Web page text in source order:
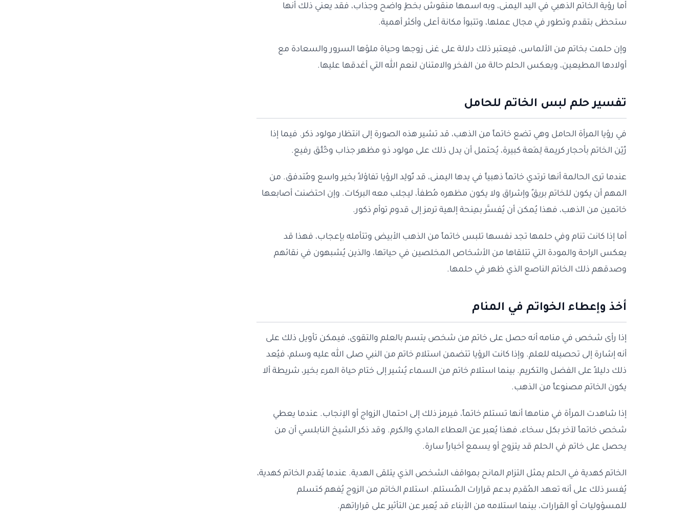
أما رؤية الخاتم الذهبي في اليد اليمنى، وبه اسمها منقوش بخطٍ واضح وجذاب، فقد يعني ذلك أنها
ستحظى بتقدم وتطور في مجال عملها، وتتبوأ مكانة أعلى وأكثر أهمية.
وإن حلمت بخاتم من الألماس، فيعتبر ذلك دلالة على غنى زوجها وحياة ملؤها السرور والسعادة مع
أولادها المطيعين، ويعكس الحلم حالة من الفخر والامتنان لنعم الله التي أغدقها عليها.
تفسير حلم لبس الخاتم للحامل
في رؤيا المرأة الحامل وهي تضع خاتماً من الذهب، قد تشير هذه الصورة إلى انتظار مولود ذكر. فيما إذا
زُيّن الخاتم بأحجار كريمة لِمَعة كبيرة، يُحتمل أن يدل ذلك على مولود ذو مظهر جذاب وخُلُق رفيع.
عندما ترى الحالمة أنها ترتدي خاتماً ذهبياً في يدها اليمنى، قد تُولِد الرؤيا تفاؤلاً بخير واسع ومُتدفق. من
المهم أن يكون للخاتم بريقٌ وإشراق ولا يكون مظهره مُطفأ، ليجلب معه البركات. وإن احتضنت أصابعها
خاتمين من الذهب، فهذا يُمكن أن يُفسَّر بمِنحة إلهية ترمز إلى قدوم توأم ذكور.
أما إذا كانت تنام وفي حلمها تجد نفسها تلبس خاتماً من الذهب الأبيض وتتأمله بإعجاب، فهذا قد
يعكس الراحة والمودة التي تتلقاها من الأشخاص المخلصين في حياتها، والذين يُشبهون في نقائهم
وصدقهم ذلك الخاتم الناصع الذي ظهر في حلمها.
أخذ وإعطاء الخواتم في المنام
إذا رأى شخص في منامه أنه حصل على خاتم من شخص يتسم بالعلم والتقوى، فيمكن تأويل ذلك على
أنه إشارة إلى تحصيله للعلم. وإذا كانت الرؤيا تتضمن استلام خاتم من النبي صلى الله عليه وسلم، فيُعد
ذلك دليلاً على الفضل والتكريم. بينما استلام خاتم من السماء يُشير إلى ختام حياة المرء بخير، شريطة ألا
يكون الخاتم مصنوعاً من الذهب.
إذا شاهدت المرأة في منامها أنها تستلم خاتماً، فيرمز ذلك إلى احتمال الزواج أو الإنجاب. عندما يعطي
شخص خاتماً لآخر بكل سخاء، فهذا يُعبر عن العطاء المادي والكرم. وقد ذكر الشيخ النابلسي أن من
يحصل على خاتم في الحلم قد يتزوج أو يسمع أخباراً سارة.
الخاتم كهدية في الحلم يمثل التزام المانح بمواقف الشخص الذي يتلقى الهدية. عندما يُقدم الخاتم كهدية،
يُفسر ذلك على أنه تعهد المُقدِم بدعم قرارات المُستلم. استلام الخاتم من الزوج يُفهم كتسلم
للمسؤوليات أو القرارات، بينما استلامه من الأبناء قد يُعبر عن التأثير على قراراتهم.